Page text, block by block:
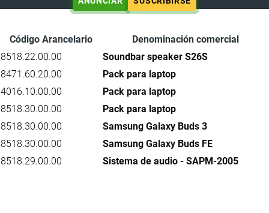
Código Arancelario
Denominación comercial
8518.22.00.00
Soundbar speaker S26S
8471.60.20.00
Pack para laptop
4016.10.00.00
Pack para laptop
8518.30.00.00
Pack para laptop
8518.30.00.00
Samsung Galaxy Buds 3
8518.30.00.00
Samsung Galaxy Buds FE
8518.29.00.00
Sistema de audio - SAPM-2005